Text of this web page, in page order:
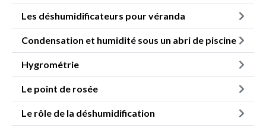
Les déshumidificateurs pour véranda
Condensation et humidité sous un abri de piscine
Hygrométrie
Le point de rosée
Le rôle de la déshumidification